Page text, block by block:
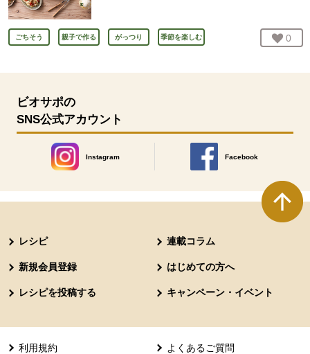
ごちそう 親子で作る がっつり 季節を楽しむ お気
0
ビオサポの
SNS公式アカウント
Instagram
別のウィンドウで開きます。
Facebook
別のウィンドウで開きます
レシピ 連載コラム
新規会員登録 はじめての方へ
レシピを投稿する キャンペーン・イベント
利用規約 よくあるご質問